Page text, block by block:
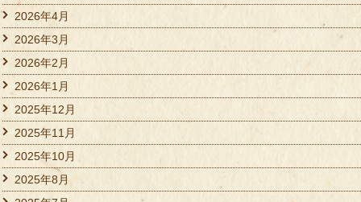
2026年4月
2026年3月
2026年2月
2026年1月
2025年12月
2025年11月
2025年10月
2025年8月